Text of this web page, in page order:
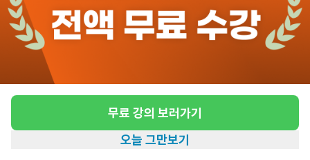
무료 강의 보러가기
오늘 그만보기